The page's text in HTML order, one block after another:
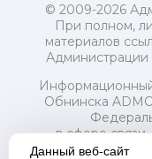
© 2009-2026
При полном,
материалов
Администрации
Обнинска
в сфере
и массовых
Данный веб-сайт